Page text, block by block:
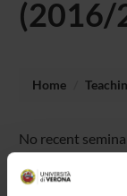
(2016/
Home
No recent
practices.